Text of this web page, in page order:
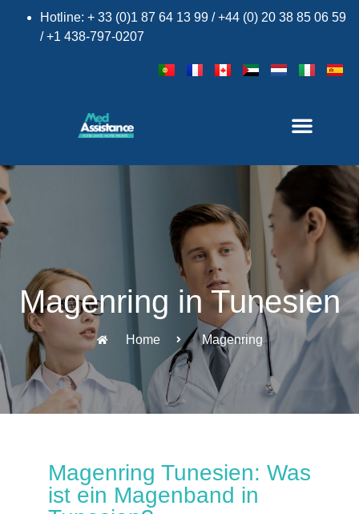
Hotline: + 33 (0)1 87 64 13 99 / +44 (0) 20 38 85 06 59
/ +1 438-797-0207
Magenring in Tunesien
Home Magenring
Magenring Tunesien: Was
ist ein Magenband in